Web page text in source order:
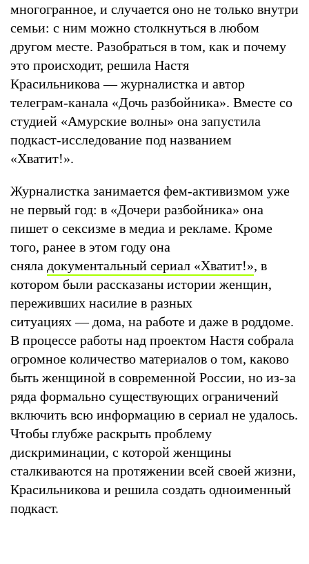
многогранное, и случается оно не только внутри
семьи: с ним можно столкнуться в любом
другом месте. Разобраться в том, как и почему
это происходит, решила Настя
Красильникова — журналистка и автор
телеграм-канала «Дочь разбойника». Вместе со
студией «Амурские волны» она запустила
подкаст-исследование под названием
«Хватит!».
Журналистка занимается фем-активизмом уже
не первый год: в «Дочери разбойника» она
пишет о сексизме в медиа и рекламе. Кроме
того, ранее в этом году она
сняла документальный сериал «Хватит!», в
котором были рассказаны истории женщин,
переживших насилие в разных
ситуациях — дома, на работе и даже в роддоме.
В процессе работы над проектом Настя собрала
огромное количество материалов о том, каково
быть женщиной в современной России, но из-за
ряда формально существующих ограничений
включить всю информацию в сериал не удалось.
Чтобы глубже раскрыть проблему
дискриминации, с которой женщины
сталкиваются на протяжении всей своей жизни,
Красильникова и решила создать одноименный
подкаст.